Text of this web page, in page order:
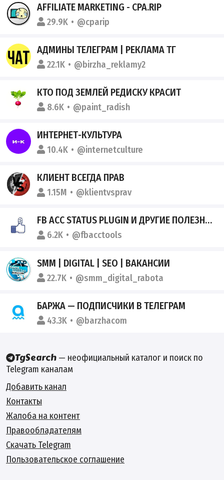
AFFILIATE MARKETING - CPA.RIP
29.9K @cparip
АДМИНЫ ТЕЛЕГРАМ | РЕКЛАМА ТГ
22.1K @birzha_reklamy2
КТО ПОД ЗЕМЛЕЙ РЕДИСКУ КРАСИТ
8.6K @paint_radish
ИНТЕРНЕТ-КУЛЬТУРА
10.4K @internetculture
КЛИЕНТ ВСЕГДА ПРАВ
1.15M @klientvsprav
FB ACC STATUS PLUGIN И ДРУГИЕ ПОЛЕЗНЫЕ ФИЧИ
6.2K @fbacctools
SMM | DIGITAL | SEO | ВАКАНСИИ
22.7K @smm_digital_rabota
БАРЖА — ПОДПИСЧИКИ В ТЕЛЕГРАМ
43.3K @barzhacom
— неофициальный каталог и поиск по
Telegram каналам
Добавить канал
Контакты
Жалоба на контент
Правообладателям
Скачать Telegram
Пользовательское соглашение